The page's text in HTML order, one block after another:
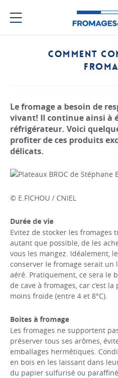
COMMENT
Le fromage a besoin de
vivant! Il continue ainsi à
réfrigérateur. Voici
profiter de ces produits
délicats.
© E.FICHOU / CNIEL
Durée de vie
Evitez de stocker les fromages
autant que possible, de les
vous les mangez. Idéalement,
conserver le fromage serait un
aéré. Pratiquement, ce sera le
de cave à fromages, car c’est
moins froide (entre 4 et 8°C).
Boites à fromage
Les fromages ne supportent
préserver tous ses arômes,
emballages hermétiques.
en bois en les laissant dans
du papier sulfurisé ou